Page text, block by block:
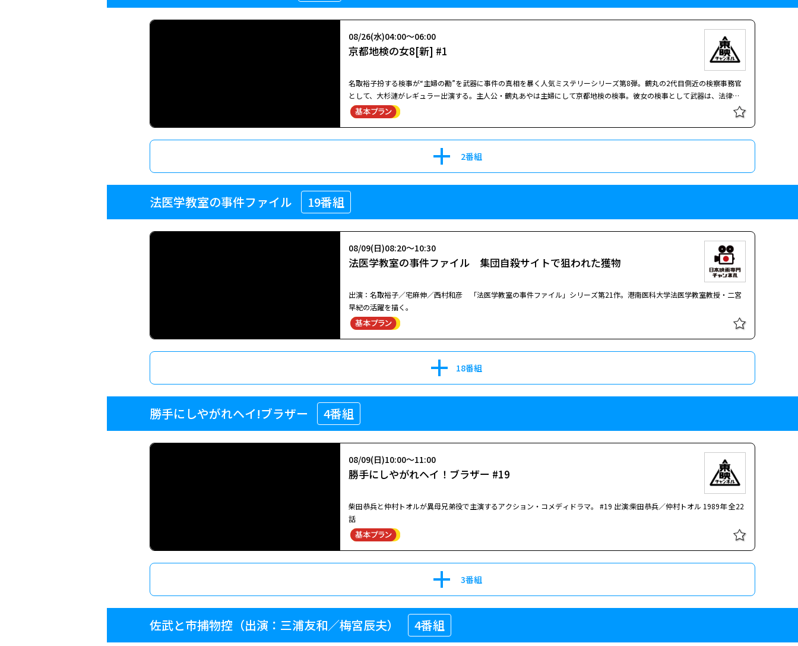
という志水幹朗（根津甚八）の著書を読む女に気付いた。カウンターでは、その志水に似たシルエットの男がグラスを傾け
ている。そして隣のテーブルでは、志水が失踪したという話をしている男女がいる。よく見ると、その女は庸子にとても似
ているようだ―――何が庸子をそうさせたのか、気がつくと庸子は夫のいるテーブルを離れ、自ら志水を捜す幻想へと旅立ってい
幻想アンダルシア
名取裕子主演！スペインで出会った男女が、愛と官能の迷宮へ迷い込む。これ以上進むべきなのか、退くべきなのか…。 僕
という志水幹朗（根津甚八）の著書を読む女に気付いた。カウンターでは、その志水に似たシルエットの男がグラスを傾け
ている。そして隣のテーブルでは、志水が失踪したという話をしている男女がいる。よく見ると、その女は庸子にとても似
ているようだ―――何が庸子をそうさせたのか、気がつくと庸子は夫のいるテーブルを離れ、自ら志水を捜す幻想へと旅立ってい
た。
幻想アンダルシア
08/24(月)06:00～07:29
名取裕子主演！スペインで出会った男女が、愛と官能の迷宮へ迷い込む。これ以上進むべきなのか、退くべきなのか…。 僕
たちは永遠に道を失う。 庸子（名取裕子）は夫（大杉漣）とスペイン料理店へ出掛け、久々の外食を楽しんでいた。スペイ
ン―――それは新婚旅行で訪れた思い出の地でもあり、二人は話に花を咲かせていた。そんな中、庸子はふと壁際で「偽りの血」
という志水幹朗（根津甚八）の著書を読む女に気付いた。カウンターでは、その志水に似たシルエットの男がグラスを傾け
ている。そして隣のテーブルでは、志水が失踪したという話をしている男女がいる。よく見ると、その女は庸子にとても似
ているようだ―――何が庸子をそうさせたのか、気がつくと庸子は夫のいるテーブルを離れ、自ら志水を捜す幻想へと旅立ってい
た。
幻想アンダルシア
08/27(木)17:50～19:19
名取裕子主演！スペインで出会った男女が、愛と官能の迷宮へ迷い込む。これ以上進むべきなのか、退くべきなのか…。 僕
ン―――それは新婚旅行で訪れた思い出の地でもあり、二人は話に花を咲かせていた。そんな中、庸子はふと壁際で「偽りの血」
という志水幹朗（根津甚八）の著書を読む女に気付いた。カウンターでは、その志水に似たシルエットの男がグラスを傾け
ている。そして隣のテーブルでは、志水が失踪したという話をしている男女がいる。よく見ると、その女は庸子にとても似
ているようだ―――何が庸子をそうさせたのか、気がつくと庸子は夫のいるテーブルを離れ、自ら志水を捜す幻想へと旅立ってい
た。
08/30(日)07:50～09:19
名取裕子主演！スペインで出会った男女が、愛と官能の迷宮へ迷い込む。これ以上進むべきなのか、退くべきなのか…。 僕
たちは永遠に道を失う。 庸子（名取裕子）は夫（大杉漣）とスペイン料理店へ出掛け、久々の外食を楽しんでいた。スペイ
ン―――それは新婚旅行で訪れた思い出の地でもあり、二人は話に花を咲かせていた。そんな中、庸子はふと壁際で「偽りの血」
という志水幹朗（根津甚八）の著書を読む女に気付いた。カウンターでは、その志水に似たシルエットの男がグラスを傾け
ている。そして隣のテーブルでは、志水が失踪したという話をしている男女がいる。よく見ると、その女は庸子にとても似
ているようだ―――何が庸子をそうさせたのか、気がつくと庸子は夫のいるテーブルを離れ、自ら志水を捜す幻想へと旅立ってい
【北大路欣也劇場】 暁に斬る！ #13
08/15(土)15:00～16:00
北大路欣也主演の痛快アクション時代劇！江戸文化の爛熟期・文化文政の時代に、本所深川の一角で町医者を営む元武士・
並木平四郎。日中は町医者としてつつましく過ごす平四郎だが、許せぬ悪に出会ったとき、「閻魔」と化して悪人たちを断
罪しに死地へ赴く！当時、芸域を広げるべく、平四郎に取り組んだ若かりし頃の北大路欣也の活躍をご覧あれ！ 文化文政の
江戸深川を舞台に、元武士で町医者を営む並木平四郎（北大路欣也）の活躍を描く。この平四郎、昼は町医者、夜はこの世
【北大路欣也劇場】 暁に斬る！ #14
08/15(土)16:00～17:00
並木平四郎。日中は町医者としてつつましく過ごす平四郎だが、許せぬ悪に出会ったとき、「閻魔」と化して悪人たちを断
江戸深川を舞台に、元武士で町医者を営む並木平四郎（北大路欣也）の活躍を描く。この平四郎、昼は町医者、夜はこの世
の「悪」を斬る“閻魔（えんま）”となって、親友・半平衛（山城新伍）と共に、江戸にはびこる悪や不正に立ち向かう！
【北大路欣也劇場】 暁に斬る！ #13
北大路欣也主演の痛快アクション時代劇！江戸文化の爛熟期・文化文政の時代に、本所深川の一角で町医者を営む元武士・
江戸深川を舞台に、元武士で町医者を営む並木平四郎（北大路欣也）の活躍を描く。この平四郎、昼は町医者、夜はこの世
の「悪」を斬る“閻魔（えんま）”となって、親友・半平衛（山城新伍）と共に、江戸にはびこる悪や不正に立ち向かう！
【北大路欣也劇場】 暁に斬る！ #14
08/17(月)14:30～15:30
北大路欣也主演の痛快アクション時代劇！江戸文化の爛熟期・文化文政の時代に、本所深川の一角で町医者を営む元武士・
並木平四郎。日中は町医者としてつつましく過ごす平四郎だが、許せぬ悪に出会ったとき、「閻魔」と化して悪人たちを断
罪しに死地へ赴く！当時、芸域を広げるべく、平四郎に取り組んだ若かりし頃の北大路欣也の活躍をご覧あれ！ 文化文政の
江戸深川を舞台に、元武士で町医者を営む並木平四郎（北大路欣也）の活躍を描く。この平四郎、昼は町医者、夜はこの世
の「悪」を斬る“閻魔（えんま）”となって、親友・半平衛（山城新伍）と共に、江戸にはびこる悪や不正に立ち向かう！
【北大路欣也劇場】 暁に斬る！ #15
08/22(土)15:00～16:00
北大路欣也主演の痛快アクション時代劇！江戸文化の爛熟期・文化文政の時代に、本所深川の一角で町医者を営む元武士・
並木平四郎。日中は町医者としてつつましく過ごす平四郎だが、許せぬ悪に出会ったとき、「閻魔」と化して悪人たちを断
罪しに死地へ赴く！当時、芸域を広げるべく、平四郎に取り組んだ若かりし頃の北大路欣也の活躍をご覧あれ！ 文化文政の
江戸深川を舞台に、元武士で町医者を営む並木平四郎（北大路欣也）の活躍を描く。この平四郎、昼は町医者、夜はこの世
の「悪」を斬る“閻魔（えんま）”となって、親友・半平衛（山城新伍）と共に、江戸にはびこる悪や不正に立ち向かう！
08/22(土)16:00～17:00
京都地検の女3 #7
08/16(日)08:00～09:00
名取裕子扮する検事が“主婦の勘”を武器に事件の真相を暴く人気ミステリーシリーズ第3弾。主人公・鶴丸あやは主婦にして
京都地検の検事。彼女の検事として武器は、法律知識などではない。TVのワイドショーや井戸端会議の会話にあったりす
る。そんな彼女が、京都の街を主婦感覚で闊歩し、女検事として躍動する。#8は120分枠。全8話。
京都地検の女3[終] #8
08/23(日)08:00～10:00
名取裕子扮する検事が“主婦の勘”を武器に事件の真相を暴く人気ミステリーシリーズ第3弾。主人公・鶴丸あやは主婦にして
京都地検の検事。彼女の検事として武器は、法律知識などではない。TVのワイドショーや井戸端会議の会話にあったりす
年 全9話
京都地検の女7 #7
08/12(水)05:00～06:00
京都地検の女7 #8
08/19(水)04:00～05:00
名取裕子扮する検事が“主婦の勘”を武器に事件の真相を暴く人気ミステリーシリーズ第7弾。主人公・鶴丸あやは主婦にして
京都地検の検事。彼女の検事として武器は、法律知識などではない。TVのワイドショーや井戸端会議の会話にあったりす
る。そんな彼女が、京都の街を主婦感覚で闊歩し、女検事として躍動する。#1は120分枠SP。全9話。
京都地検の女7[終] #9
08/19(水)05:00～06:00
名取裕子扮する検事が“主婦の勘”を武器に事件の真相を暴く人気ミステリーシリーズ第7弾。主人公・鶴丸あやは主婦にして
京都地検の検事。彼女の検事として武器は、法律知識などではない。TVのワイドショーや井戸端会議の会話にあったりす
る。そんな彼女が、京都の街を主婦感覚で闊歩し、女検事として躍動する。#1は120分枠SP。全9話。
京都地検の女8[新] #1
08/26(水)04:00～06:00
名取裕子扮する検事が“主婦の勘”を武器に事件の真相を暴く人気ミステリーシリーズ第8弾。鶴丸の2代目側近の検察事務官
として、大杉漣がレギュラー出演する。主人公・鶴丸あやは主婦にして京都地検の検事。彼女の検事として武器は、法律知
識などではない。TVのワイドショーや井戸端会議の会話にあったりする。そんな彼女が、京都の街を主婦感覚で闊歩し、女
検事として躍動する。#1は120分枠SP。全8話。
2番組
08/26(水)04:00～06:00
として、大杉漣がレギュラー出演する。主人公・鶴丸あやは主婦にして京都地検の検事。彼女の検事として武器は、法律知
識などではない。TVのワイドショーや井戸端会議の会話にあったりする。そんな彼女が、京都の街を主婦感覚で闊歩し、女
京都地検の女8 #2
09/02(水)04:00～05:00
として、大杉漣がレギュラー出演する。主人公・鶴丸あやは主婦にして京都地検の検事。彼女の検事として武器は、法律知
京都地検の女8 #3
09/02(水)05:00～06:00
名取裕子扮する検事が“主婦の勘”を武器に事件の真相を暴く人気ミステリーシリーズ第8弾。鶴丸の2代目側近の検察事務官
として、大杉漣がレギュラー出演する。主人公・鶴丸あやは主婦にして京都地検の検事。彼女の検事として武器は、法律知
識などではない。TVのワイドショーや井戸端会議の会話にあったりする。そんな彼女が、京都の街を主婦感覚で闊歩し、女
検事として躍動する。#1は120分枠SP。全8話。
閉じる
法医学教室の事件ファイル 19番組
法医学教室の事件ファイル 集団自殺サイトで狙われた獲物
08/09(日)08:20～10:30
出演：名取裕子／宅麻伸／西村和彦 「法医学教室の事件ファイル」シリーズ第21作。港南医科大学法医学教室教授・二宮
早紀の活躍を描く。
18番組
法医学教室の事件ファイル 集団自殺サイトで狙われた獲物
08/09(日)08:20～10:30
早紀の活躍を描く。
法医学教室の事件ファイル 指紋は二度嘘をつく!? 【おとなのサスペンス
劇場】
08/09(日)10:30～12:40
08/09(日)12:40～15:00
勝手にしやがれヘイ!ブラザー 4番組
勝手にしやがれヘイ！ブラザー #19
08/09(日)10:00～11:00
柴田恭兵と仲村トオルが異母兄弟役で主演するアクション・コメディドラマ。 #19 出演:柴田恭兵／仲村トオル 1989年 全22
話
3番組
勝手にしやがれヘイ！ブラザー #19
08/09(日)10:00～11:00
佐武と市捕物控（出演：三浦友和／梅宮辰夫） 4番組